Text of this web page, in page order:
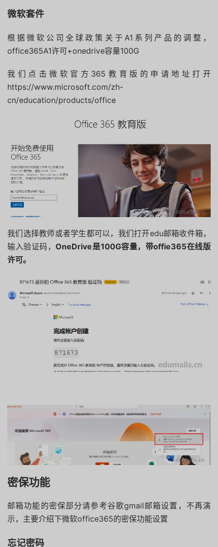
微软套件
根据微软公司全球政策关于A1系列产品的调整，
office365A1许可+onedrive容量100G
我们点击微软官方365教育版的申请地址打开
https://www.microsoft.com/zh-
cn/education/products/office
我们选择教师或者学生都可以，我们打开edu邮箱收件箱，
输入验证码，OneDrive是100G容量，带offie365在线版
许可。
密保功能
邮箱功能的密保部分请参考谷歌gmail邮箱设置，不再演
示，主要介绍下微软office365的密保功能设置
忘记密码